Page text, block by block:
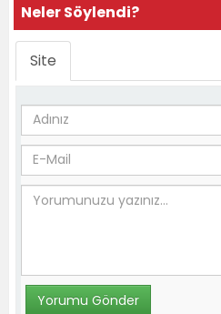
Neler Söylendi?
Site